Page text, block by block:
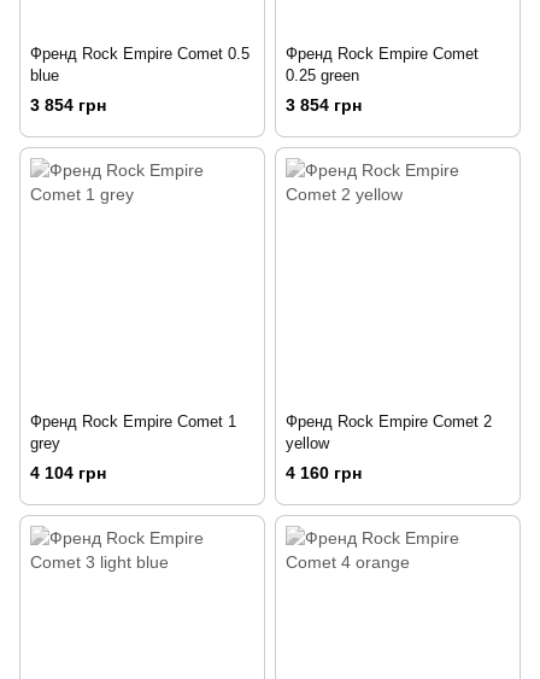
Френд Rock Empire Comet 0.5
blue
3 854 грн
Френд Rock Empire Comet
0.25 green
3 854 грн
Френд Rock Empire Comet 1
grey
4 104 грн
Френд Rock Empire Comet 2
yellow
4 160 грн